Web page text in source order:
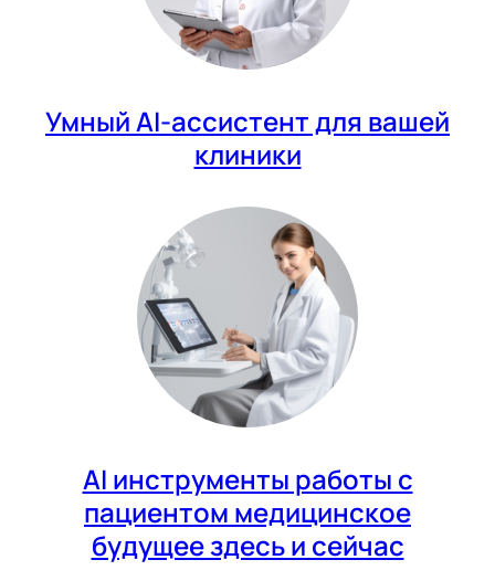
Умный AI-ассистент для вашей
клиники
AI инструменты работы с
пациентом медицинское
будущее здесь и сейчас